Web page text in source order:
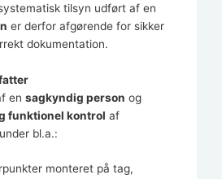
tilsyn udført af en
er derfor afgørende for sikker
dokumentation.
en sagkyndig person og
funktionel kontrol af
bl.a.:
monteret på tag,